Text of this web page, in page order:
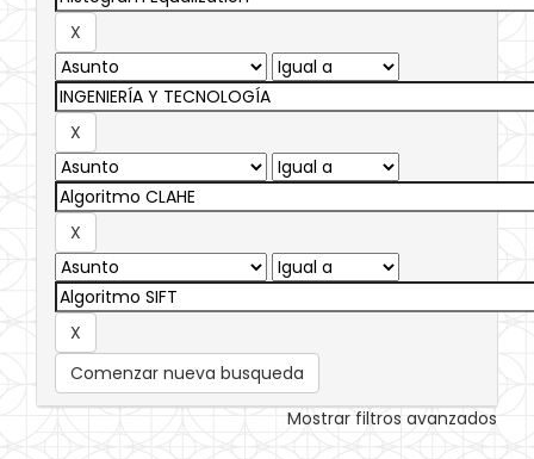
Comenzar nueva busqueda
Mostrar filtros avanzados